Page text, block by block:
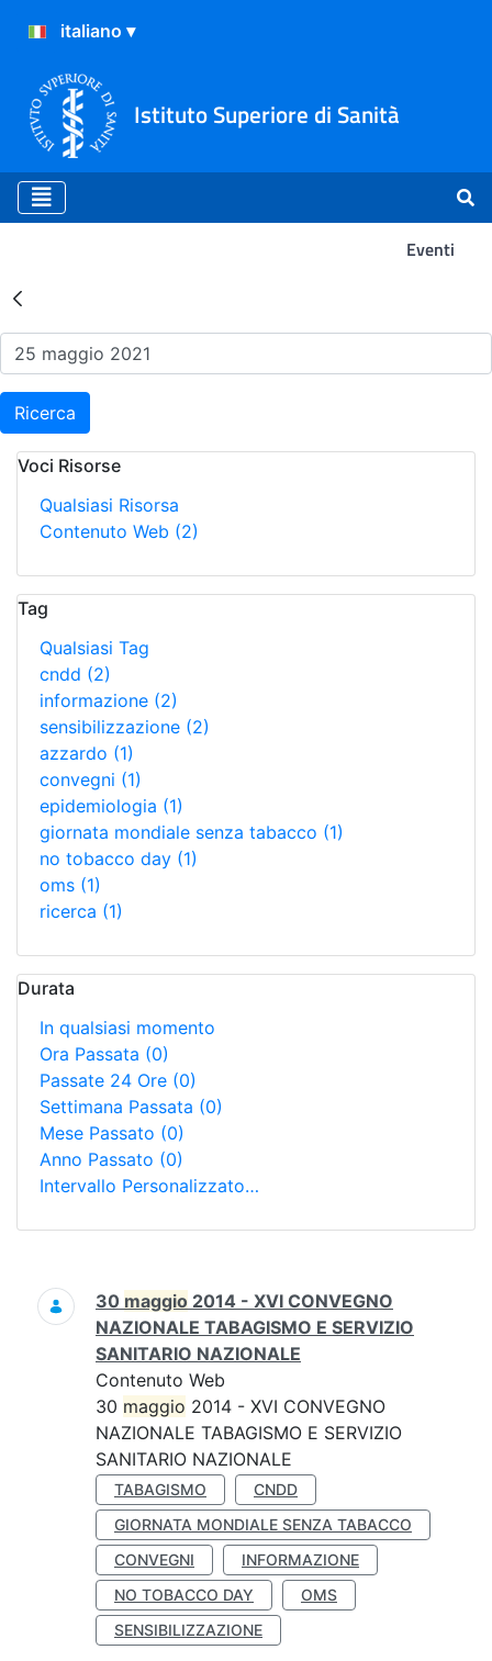
Istituto Superiore di Sanità
Eventi
Risultati della Ricerca -
Ricerca
Voci Risorse
Qualsiasi Risorsa
Contenuto Web (2)
Tag
Qualsiasi Tag
cndd (2)
informazione (2)
sensibilizzazione (2)
azzardo (1)
convegni (1)
epidemiologia (1)
giornata mondiale senza tabacco (1)
no tobacco day (1)
oms (1)
ricerca (1)
Durata
In qualsiasi momento
Ora Passata (0)
Passate 24 Ore (0)
Settimana Passata (0)
Mese Passato (0)
Anno Passato (0)
Intervallo Personalizzato…
Ricerca
30 maggio 2014 - XVI CONVEGNO
NAZIONALE TABAGISMO E SERVIZIO
SANITARIO NAZIONALE
Contenuto Web
30 maggio 2014 - XVI CONVEGNO
NAZIONALE TABAGISMO E SERVIZIO
SANITARIO NAZIONALE
TABAGISMO
CNDD
GIORNATA MONDIALE SENZA TABACCO
CONVEGNI
INFORMAZIONE
NO TOBACCO DAY
OMS
SENSIBILIZZAZIONE